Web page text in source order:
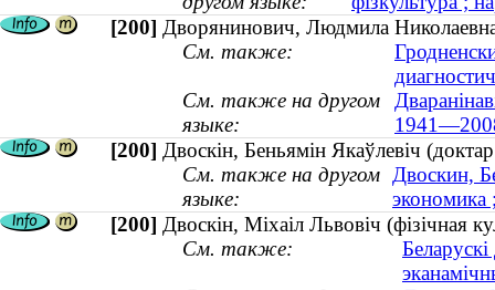
[200] Дворянинович, Людмила
См. также:
См. также на другом
языке:
[200] Двоскін, Беньямін Якаўлевіч
См. также на другом
языке:
Двоскин,
[200] Двоскін, Міхаіл Львовіч (фізічная
См. также: